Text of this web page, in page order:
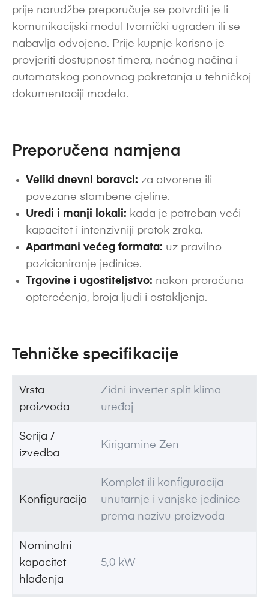
prije narudžbe preporučuje se potvrditi je li
komunikacijski modul tvornički ugrađen ili se
nabavlja odvojeno. Prije kupnje korisno je
provjeriti dostupnost timera, noćnog načina i
automatskog ponovnog pokretanja u tehničkoj
dokumentaciji modela.
Preporučena namjena
Veliki dnevni boravci: za otvorene ili
povezane stambene cjeline.
Uredi i manji lokali: kada je potreban veći
kapacitet i intenzivniji protok zraka.
Apartmani većeg formata: uz pravilno
pozicioniranje jedinice.
Trgovine i ugostiteljstvo: nakon proračuna
opterećenja, broja ljudi i ostakljenja.
Tehničke specifikacije
Vrsta
proizvoda
Zidni inverter split klima
uređaj
Serija /
izvedba
Kirigamine Zen
Konfiguracija
Komplet ili konfiguracija
unutarnje i vanjske jedinice
prema nazivu proizvoda
Nominalni
kapacitet
hlađenja
5,0 kW